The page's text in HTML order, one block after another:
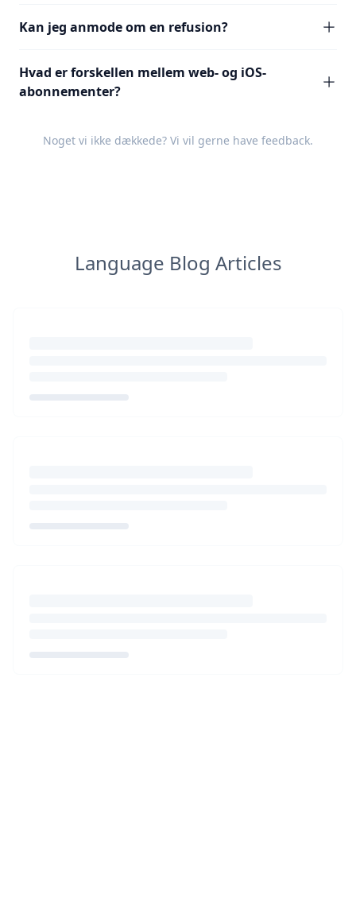
Kan jeg anmode om en refusion?
Hvad er forskellen mellem web- og iOS-
abonnementer?
Noget vi ikke dækkede? Vi vil gerne have feedback.
Language Blog Articles